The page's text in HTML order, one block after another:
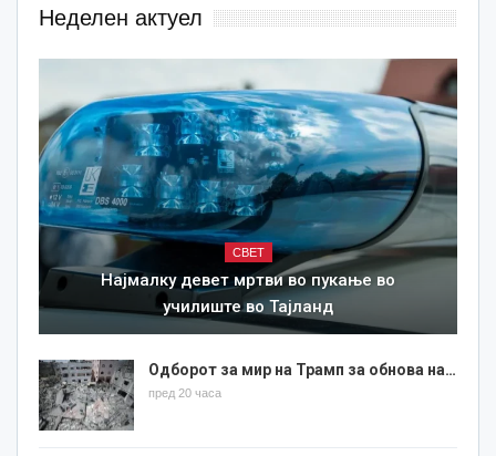
Неделен актуел
СВЕТ
Најмалку девет мртви во пукање во
училиште во Тајланд
Одборот за мир на Трамп за обнова на…
пред 20 часа